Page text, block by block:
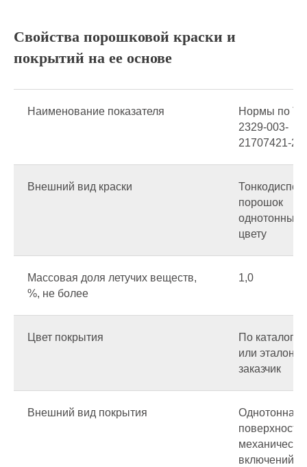
Свойства порошковой краски и
покрытий на ее основе
Наименование показателя
Нормы по ТУ
2329-003-
21707421-
Внешний вид краски
порошок
однотонный
цвету
Массовая доля летучих веществ,
%, не более
1,0
Цвет покрытия
По каталогу
или эталону
заказчик
Внешний вид покрытия
Однотонная
поверхность
включений,